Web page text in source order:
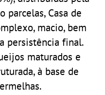
parcelas, Casa de
macio, bem
persistência final.
maturados e
à base de